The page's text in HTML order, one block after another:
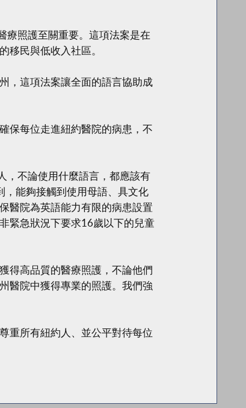
療照護至關重要。這項法案是在
移民與低收入社區。
，這項法案讓全面的語言協助成
保每位走進紐約醫院的病患，不
，不論使用什麼語言，都應該有
，能夠接觸到使用母語、具文化
醫院為英語能力有限的病患設置
緊急狀況下要求16歲以下的兒童
得高品質的醫療照護，不論他們
醫院中獲得專業的照護。我們強
重所有紐約人、並公平對待每位